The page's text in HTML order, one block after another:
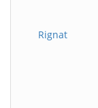
Rignat